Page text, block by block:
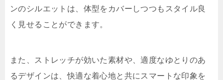
ンのシルエットは、体型をカバーしつつもスタイル良
く見せることができます。
また、ストレッチが効いた素材や、適度なゆとりのあ
るデザインは、快適な着心地と共にスマートな印象を